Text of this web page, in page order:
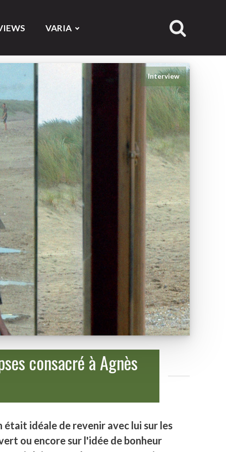
VARIA
Interview
consacré à Agnès
était idéale de revenir avec lui sur les
ou encore sur l'idée de bonheur